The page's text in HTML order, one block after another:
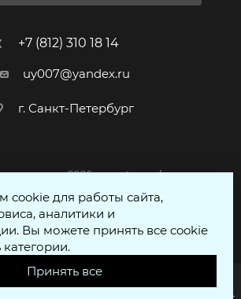
+7 (812) 310 18 14
uy007@yandex.ru
г. Санкт-Петербург
защищены 2026 - voentorgspb.com
cookie для работы сайта,
аналитики и
Вы можете принять все cookie
категории.
Принять все